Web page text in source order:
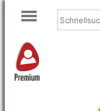
Premium